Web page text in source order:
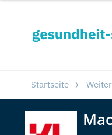
Startseite